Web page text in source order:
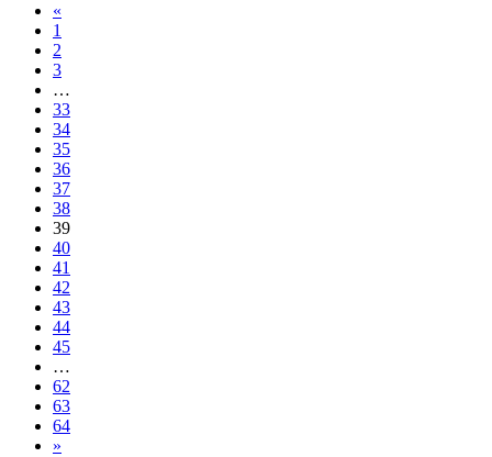
«
1
2
3
…
33
34
35
36
37
38
39
40
41
42
43
44
45
…
62
63
64
»